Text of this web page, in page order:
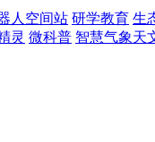
人空间站 研学教育 生
灵 微科普 智慧气象天